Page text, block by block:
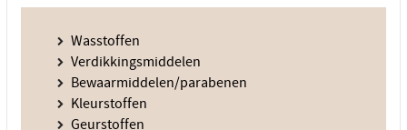
Wasstoffen
Verdikkingsmiddelen
Bewaarmiddelen/parabenen
Kleurstoffen
Geurstoffen